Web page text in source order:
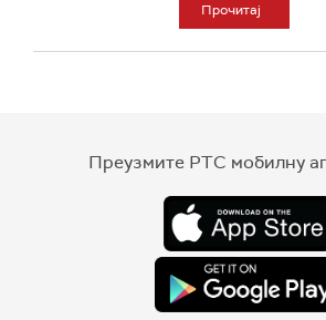
Прочитај
Преузмите РТС мобилну